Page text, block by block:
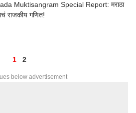
Muktisangram Special Report: मराठा
राजकीय गणित!
1 2
below advertisement